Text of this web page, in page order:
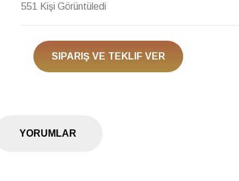
551 Kişi Görüntüledi
SIPARIŞ VE TEKLIF VER
YORUMLAR